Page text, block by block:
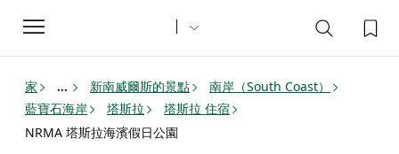
Toggle
navigation
家 ... 新南威爾斯的景點
南岸（South Coast）
藍寶石海岸
塔斯拉
塔斯拉 住宿
NRMA 塔斯拉海濱假日公園